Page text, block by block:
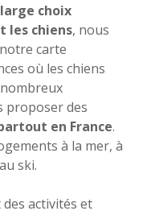
large choix
les chiens, nous
carte
où les chiens
proposer des
en France.
à la mer, à
ski.
activités et